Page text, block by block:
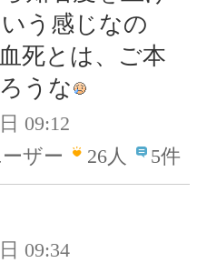
う感じなの
死とは、ご本
うな
09:12
ザー
26人 5件
09:34